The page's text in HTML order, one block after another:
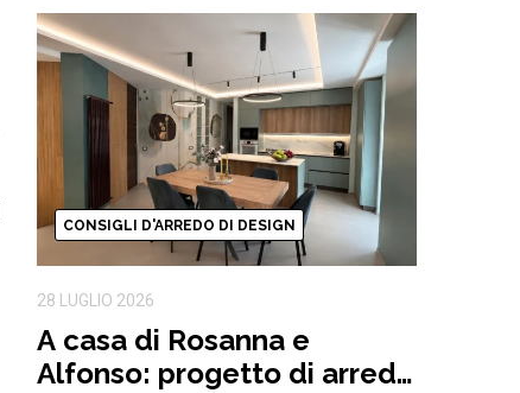
CONSIGLI D'ARREDO DI DESIGN
28 LUGLIO 2026
A casa di Rosanna e
Alfonso: progetto di arredo